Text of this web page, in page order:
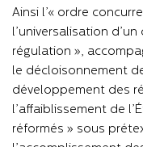
Ainsi l’« ordre
l’universalisation
régulation »,
le décloisonnement
développement des
l’affaiblissement de
réformés » sous